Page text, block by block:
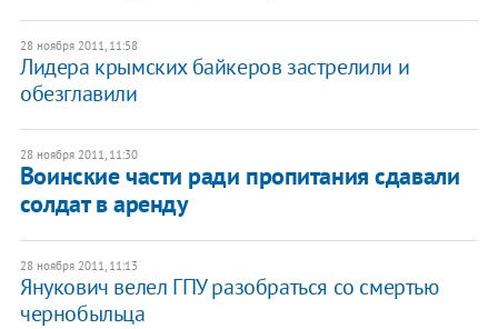
28 ноября 2011, 11:58
Лидера крымских байкеров застрелили и
обезглавили
28 ноября 2011, 11:30
Воинские части ради пропитания сдавали
солдат в аренду
28 ноября 2011, 11:13
Янукович велел ГПУ разобраться со смертью
чернобыльца